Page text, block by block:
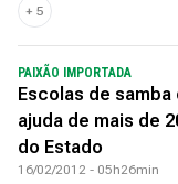
+ 5
PAIXÃO IMPORTADA
Escolas de
ajuda de mais de
do Estado
16/02/2012 - 05h26min